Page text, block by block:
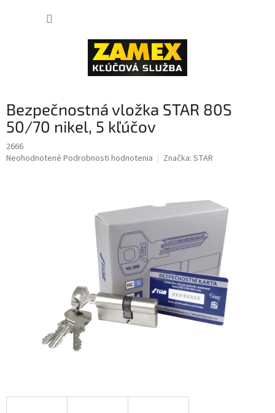
Bezpečnostná vložka STAR 80S
50/70 nikel, 5 kľúčov
2666
Priemerné
Neohodnotené Podrobnosti hodnotenia Značka: STAR